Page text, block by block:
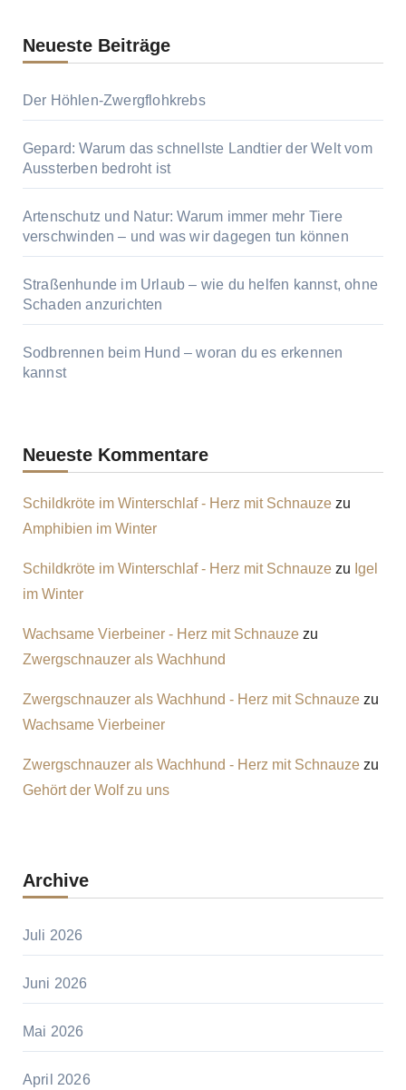
Neueste Beiträge
Der Höhlen-Zwergflohkrebs
Gepard: Warum das schnellste Landtier der Welt vom
Aussterben bedroht ist
Artenschutz und Natur: Warum immer mehr Tiere
verschwinden – und was wir dagegen tun können
Straßenhunde im Urlaub – wie du helfen kannst, ohne
Schaden anzurichten
Sodbrennen beim Hund – woran du es erkennen
kannst
Neueste Kommentare
Schildkröte im Winterschlaf - Herz mit Schnauzezu
Amphibien im Winter
Schildkröte im Winterschlaf - Herz mit Schnauzezu Igel
im Winter
Wachsame Vierbeiner - Herz mit Schnauzezu
Zwergschnauzer als Wachhund
Zwergschnauzer als Wachhund - Herz mit Schnauzezu
Wachsame Vierbeiner
Zwergschnauzer als Wachhund - Herz mit Schnauzezu
Gehört der Wolf zu uns
Archive
Juli 2026
Juni 2026
Mai 2026
April 2026